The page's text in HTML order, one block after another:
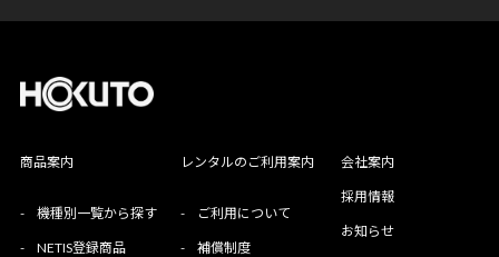
商品案内
- 機種別一覧から探す
- NETIS登録商品
レンタルのご利用案内
- ご利用について
- 補償制度
会社案内
採用情報
お知らせ